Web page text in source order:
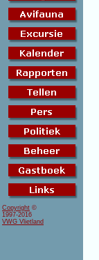
Copyright ©
1997-2016
VWG Vlietland